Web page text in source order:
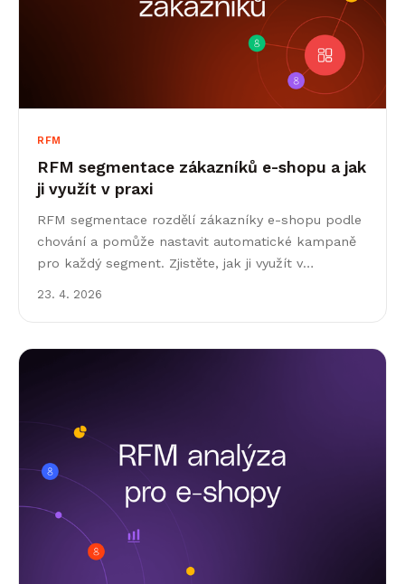
RFM
RFM segmentace zákazníků e-shopu a jak
ji využít v praxi
RFM segmentace rozdělí zákazníky e-shopu podle
chování a pomůže nastavit automatické kampaně
pro každý segment. Zjistěte, jak ji využít v
23. 4. 2026